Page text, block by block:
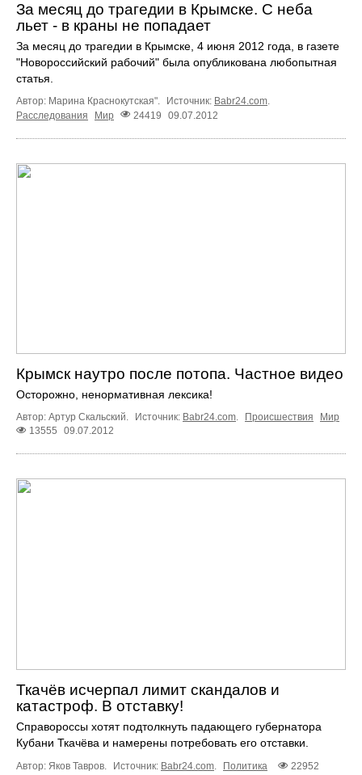
За месяц до трагедии в Крымске. С неба
льет - в краны не попадает
За месяц до трагедии в Крымске, 4 июня 2012 года, в газете
"Новороссийский рабочий" была опубликована любопытная
статья.
Автор: Марина Краснокутская". Источник: Babr24.com.
Расследования
Мир 24419 09.07.2012
Крымск наутро после потопа. Частное видео
Осторожно, ненормативная лексика!
Автор: Артур Скальский. Источник: Babr24.com. Происшествия
Мир
13555
09.07.2012
Ткачёв исчерпал лимит скандалов и
катастроф. В отставку!
Справороссы хотят подтолкнуть падающего губернатора
Кубани Ткачёва и намерены потребовать его отставки.
Автор: Яков Тавров. Источник: Babr24.com. Политика
22952